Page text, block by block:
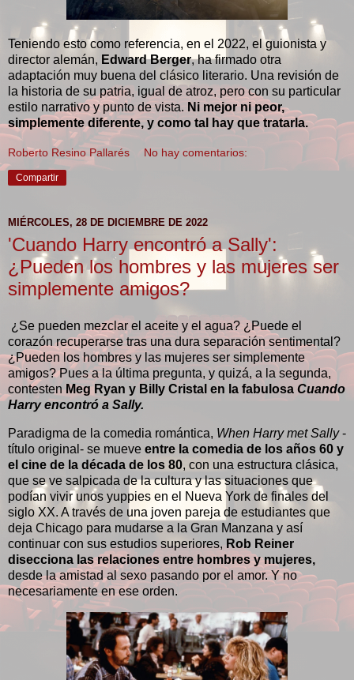
Teniendo esto como referencia, en el 2022, el guionista y
director alemán, Edward Berger, ha firmado otra
adaptación muy buena del clásico literario. Una revisión de
la historia de su patria, igual de atroz, pero con su particular
estilo narrativo y punto de vista. Ni mejor ni peor,
simplemente diferente, y como tal hay que tratarla.
Roberto Resino Pallarés No hay comentarios:
Compartir
MIÉRCOLES, 28 DE DICIEMBRE DE 2022
'Cuando Harry encontró a Sally':
¿Pueden los hombres y las mujeres ser
simplemente amigos?
¿Se pueden mezclar el aceite y el agua? ¿Puede el
corazón recuperarse tras una dura separación sentimental?
¿Pueden los hombres y las mujeres ser simplemente
amigos? Pues a la última pregunta, y quizá, a la segunda,
contestenMeg Ryan y Billy Cristal en la fabulosa Cuando
Harry encontró a Sally.
Paradigma de la comedia romántica, When Harry met Sally-
título original- se mueve entre la comedia de los años 60 y
el cine de la década de los 80, con una estructura clásica,
que se ve salpicada de la cultura y las situaciones que
podían vivir unos yuppies en el Nueva York de finales del
siglo XX. A través de una joven pareja de estudiantes que
deja Chicago para mudarse a la Gran Manzana y así
continuar con sus estudios superiores, Rob Reiner
disecciona las relaciones entre hombres y mujeres,
desde la amistad al sexo pasando por el amor. Y no
necesariamente en ese orden.